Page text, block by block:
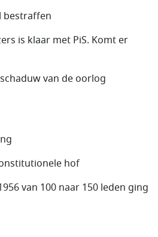
bestraffen
is klaar met PiS. Komt er
van de oorlog
hof
van 100 naar 150 leden ging